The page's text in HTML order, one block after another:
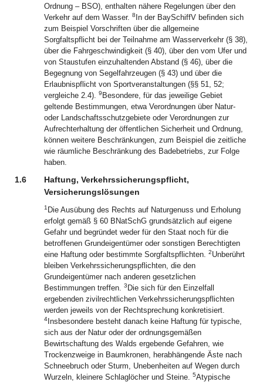
Ordnung – BSO), enthalten nähere Regelungen über den
Verkehr auf dem Wasser. 8 In der BaySchiffV befinden sich
zum Beispiel Vorschriften über die allgemeine
Sorgfaltspflicht bei der Teilnahme am Wasserverkehr (§ 38),
über die Fahrgeschwindigkeit (§ 40), über den vom Ufer und
von Staustufen einzuhaltenden Abstand (§ 46), über die
Begegnung von Segelfahrzeugen (§ 43) und über die
Erlaubnispflicht von Sportveranstaltungen (§§ 51, 52;
vergleiche 2.4). 9 Besondere, für das jeweilige Gebiet
geltende Bestimmungen, etwa Verordnungen über Natur-
oder Landschaftsschutzgebiete oder Verordnungen zur
Aufrechterhaltung der öffentlichen Sicherheit und Ordnung,
können weitere Beschränkungen, zum Beispiel die zeitliche
wie räumliche Beschränkung des Badebetriebs, zur Folge
haben.
1.6
Haftung, Verkehrssicherungspflicht,
Versicherungslösungen
1 Die Ausübung des Rechts auf Naturgenuss und Erholung
erfolgt gemäß § 60 BNatSchG grundsätzlich auf eigene
Gefahr und begründet weder für den Staat noch für die
betroffenen Grundeigentümer oder sonstigen Berechtigten
eine Haftung oder bestimmte Sorgfaltspflichten. 2Unberührt
bleiben Verkehrssicherungspflichten, die den
Grundeigentümer nach anderen gesetzlichen
Bestimmungen treffen. 3 Die sich für den Einzelfall
ergebenden zivilrechtlichen Verkehrssicherungspflichten
werden jeweils von der Rechtsprechung konkretisiert.
4 Insbesondere besteht danach keine Haftung für typische,
sich aus der Natur oder der ordnungsgemäßen
Bewirtschaftung des Walds ergebende Gefahren, wie
Trockenzweige in Baumkronen, herabhängende Äste nach
Schneebruch oder Sturm, Unebenheiten auf Wegen durch
Wurzeln, kleinere Schlaglöcher und Steine. 5Atypische